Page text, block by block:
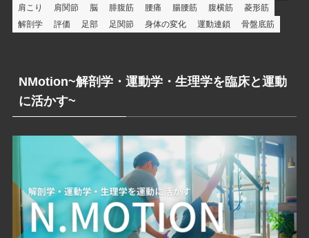
肩こり
肩関節 脳 腓腹筋 腰痛 腸腰筋 腹横筋
菱形筋
解剖学
評価 足部 足関節 身体の変化 運動連鎖 骨盤底筋
NMotion~解剖学・運動学・生理学を臨床と運動
に活かす~